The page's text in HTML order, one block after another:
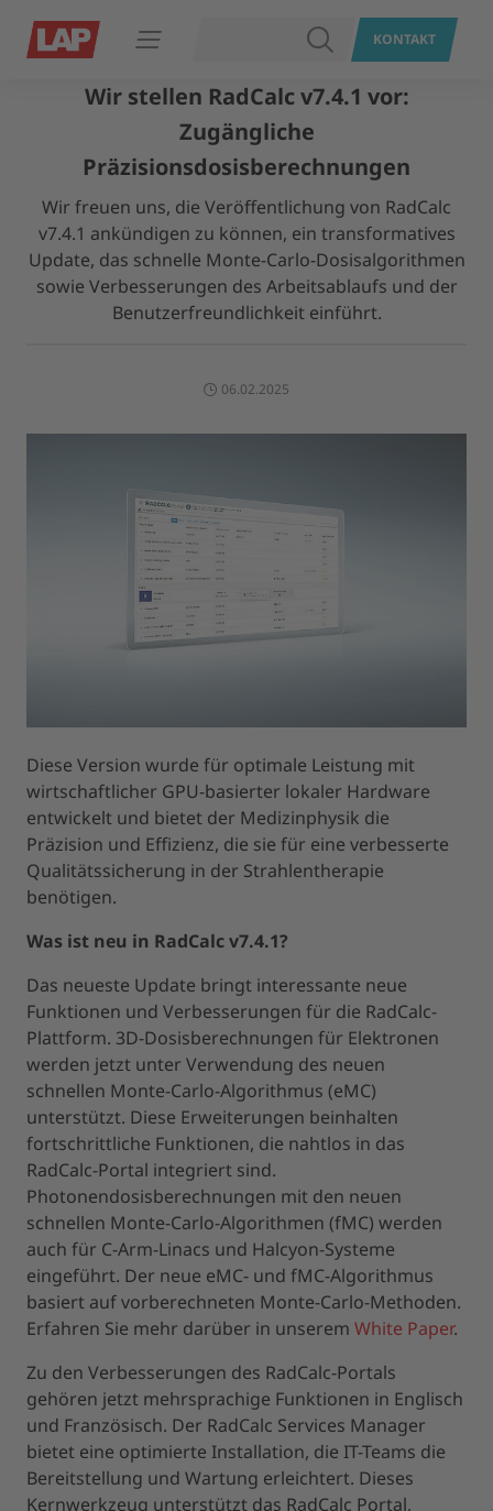
Navigation öffnen SUCHENKONTAKT
Wir stellen RadCalc v7.4.1 vor:
Zugängliche
Präzisionsdosisberechnungen
Wir freuen uns, die Veröffentlichung von RadCalc
v7.4.1 ankündigen zu können, ein transformatives
Update, das schnelle Monte-Carlo-Dosisalgorithmen
sowie Verbesserungen des Arbeitsablaufs und der
Benutzerfreundlichkeit einführt.
06.02.2025
Diese Version wurde für optimale Leistung mit
wirtschaftlicher GPU-basierter lokaler Hardware
entwickelt und bietet der Medizinphysik die
Präzision und Effizienz, die sie für eine verbesserte
Qualitätssicherung in der Strahlentherapie
benötigen.
Was ist neu in RadCalc v7.4.1?
Das neueste Update bringt interessante neue
Funktionen und Verbesserungen für die RadCalc-
Plattform. 3D-Dosisberechnungen für Elektronen
werden jetzt unter Verwendung des neuen
schnellen Monte-Carlo-Algorithmus (eMC)
unterstützt. Diese Erweiterungen beinhalten
fortschrittliche Funktionen, die nahtlos in das
RadCalc-Portal integriert sind.
Photonendosisberechnungen mit den neuen
schnellen Monte-Carlo-Algorithmen (fMC) werden
auch für C-Arm-Linacs und Halcyon-Systeme
eingeführt. Der neue eMC- und fMC-Algorithmus
basiert auf vorberechneten Monte-Carlo-Methoden.
Erfahren Sie mehr darüber in unserem White Paper.
Zu den Verbesserungen des RadCalc-Portals
gehören jetzt mehrsprachige Funktionen in Englisch
und Französisch. Der RadCalc Services Manager
bietet eine optimierte Installation, die IT-Teams die
Bereitstellung und Wartung erleichtert. Dieses
Kernwerkzeug unterstützt das RadCalc Portal,